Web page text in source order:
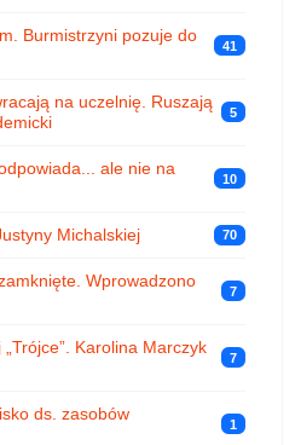
Burmistrzyni pozuje do
41
na uczelnię. Ruszają
5
ale nie na
10
Michalskiej 70
Wprowadzono
7
Karolina Marczyk
7
ds. zasobów
1